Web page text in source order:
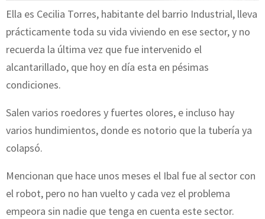
Ella es Cecilia Torres, habitante del barrio Industrial, lleva
prácticamente toda su vida viviendo en ese sector, y no
recuerda la última vez que fue intervenido el
alcantarillado, que hoy en día esta en pésimas
condiciones.
Salen varios roedores y fuertes olores, e incluso hay
varios hundimientos, donde es notorio que la tubería ya
colapsó.
Mencionan que hace unos meses el Ibal fue al sector con
el robot, pero no han vuelto y cada vez el problema
empeora sin nadie que tenga en cuenta este sector.